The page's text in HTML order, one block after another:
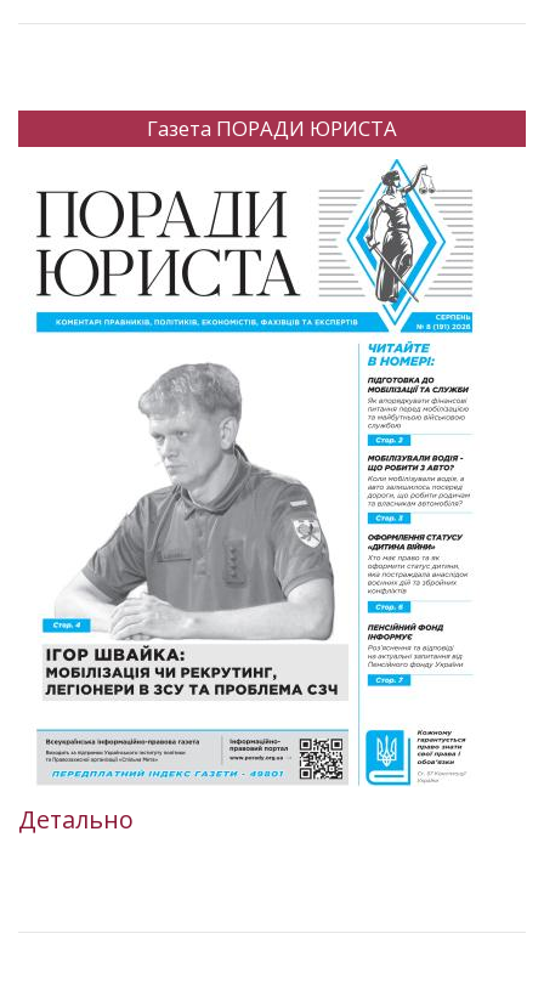
Газета ПОРАДИ ЮРИСТА
Детально